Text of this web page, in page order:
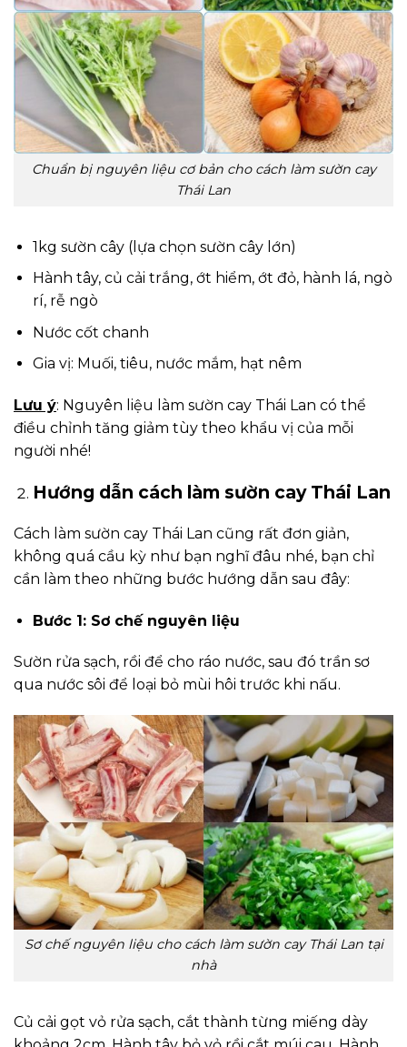
Chuẩn bị nguyên liệu cơ bản cho cách làm sườn cay
Thái Lan
1kg sườn cây (lựa chọn sườn cây lớn)
Hành tây, củ cải trắng, ớt hiểm, ớt đỏ, hành lá, ngò
rí, rễ ngò
Nước cốt chanh
Gia vị: Muối, tiêu, nước mắm, hạt nêm
Lưu ý: Nguyên liệu làm sườn cay Thái Lan có thể
điều chỉnh tăng giảm tùy theo khẩu vị của mỗi
người nhé!
Hướng dẫn cách làm sườn cay Thái Lan
Cách làm sườn cay Thái Lan cũng rất đơn giản,
không quá cầu kỳ như bạn nghĩ đâu nhé, bạn chỉ
cần làm theo những bước hướng dẫn sau đây:
Bước 1: Sơ chế nguyên liệu
Sườn rửa sạch, rồi để cho ráo nước, sau đó trần sơ
qua nước sôi để loại bỏ mùi hôi trước khi nấu.
Sơ chế nguyên liệu cho cách làm sườn cay Thái Lan tại
nhà
Củ cải gọt vỏ rửa sạch, cắt thành từng miếng dày